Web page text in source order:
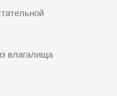
влагалища